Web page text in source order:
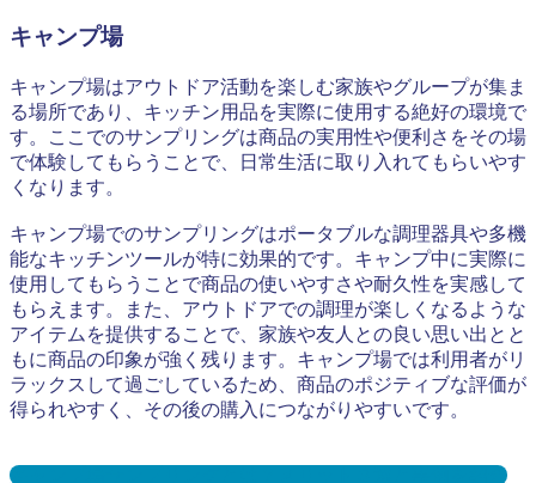
キャンプ場
キャンプ場はアウトドア活動を楽しむ家族やグループが集ま
る場所であり、キッチン用品を実際に使用する絶好の環境で
す。ここでのサンプリングは商品の実用性や便利さをその場
で体験してもらうことで、日常生活に取り入れてもらいやす
くなります。
キャンプ場でのサンプリングはポータブルな調理器具や多機
能なキッチンツールが特に効果的です。キャンプ中に実際に
使用してもらうことで商品の使いやすさや耐久性を実感して
もらえます。また、アウトドアでの調理が楽しくなるような
アイテムを提供することで、家族や友人との良い思い出とと
もに商品の印象が強く残ります。キャンプ場では利用者がリ
ラックスして過ごしているため、商品のポジティブな評価が
得られやすく、その後の購入につながりやすいです。
キャンプ場サンプリングとは？メリット３選と事例を紹介